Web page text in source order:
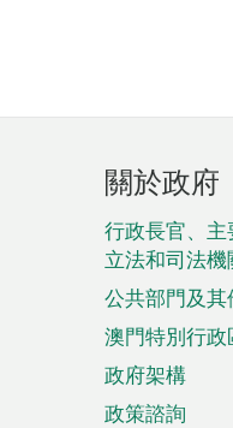
頁
腳
菜
單
關於政府
行政長官、主
立法和司法機
公共部門及其
澳門特別行
政府架構
政策諮詢